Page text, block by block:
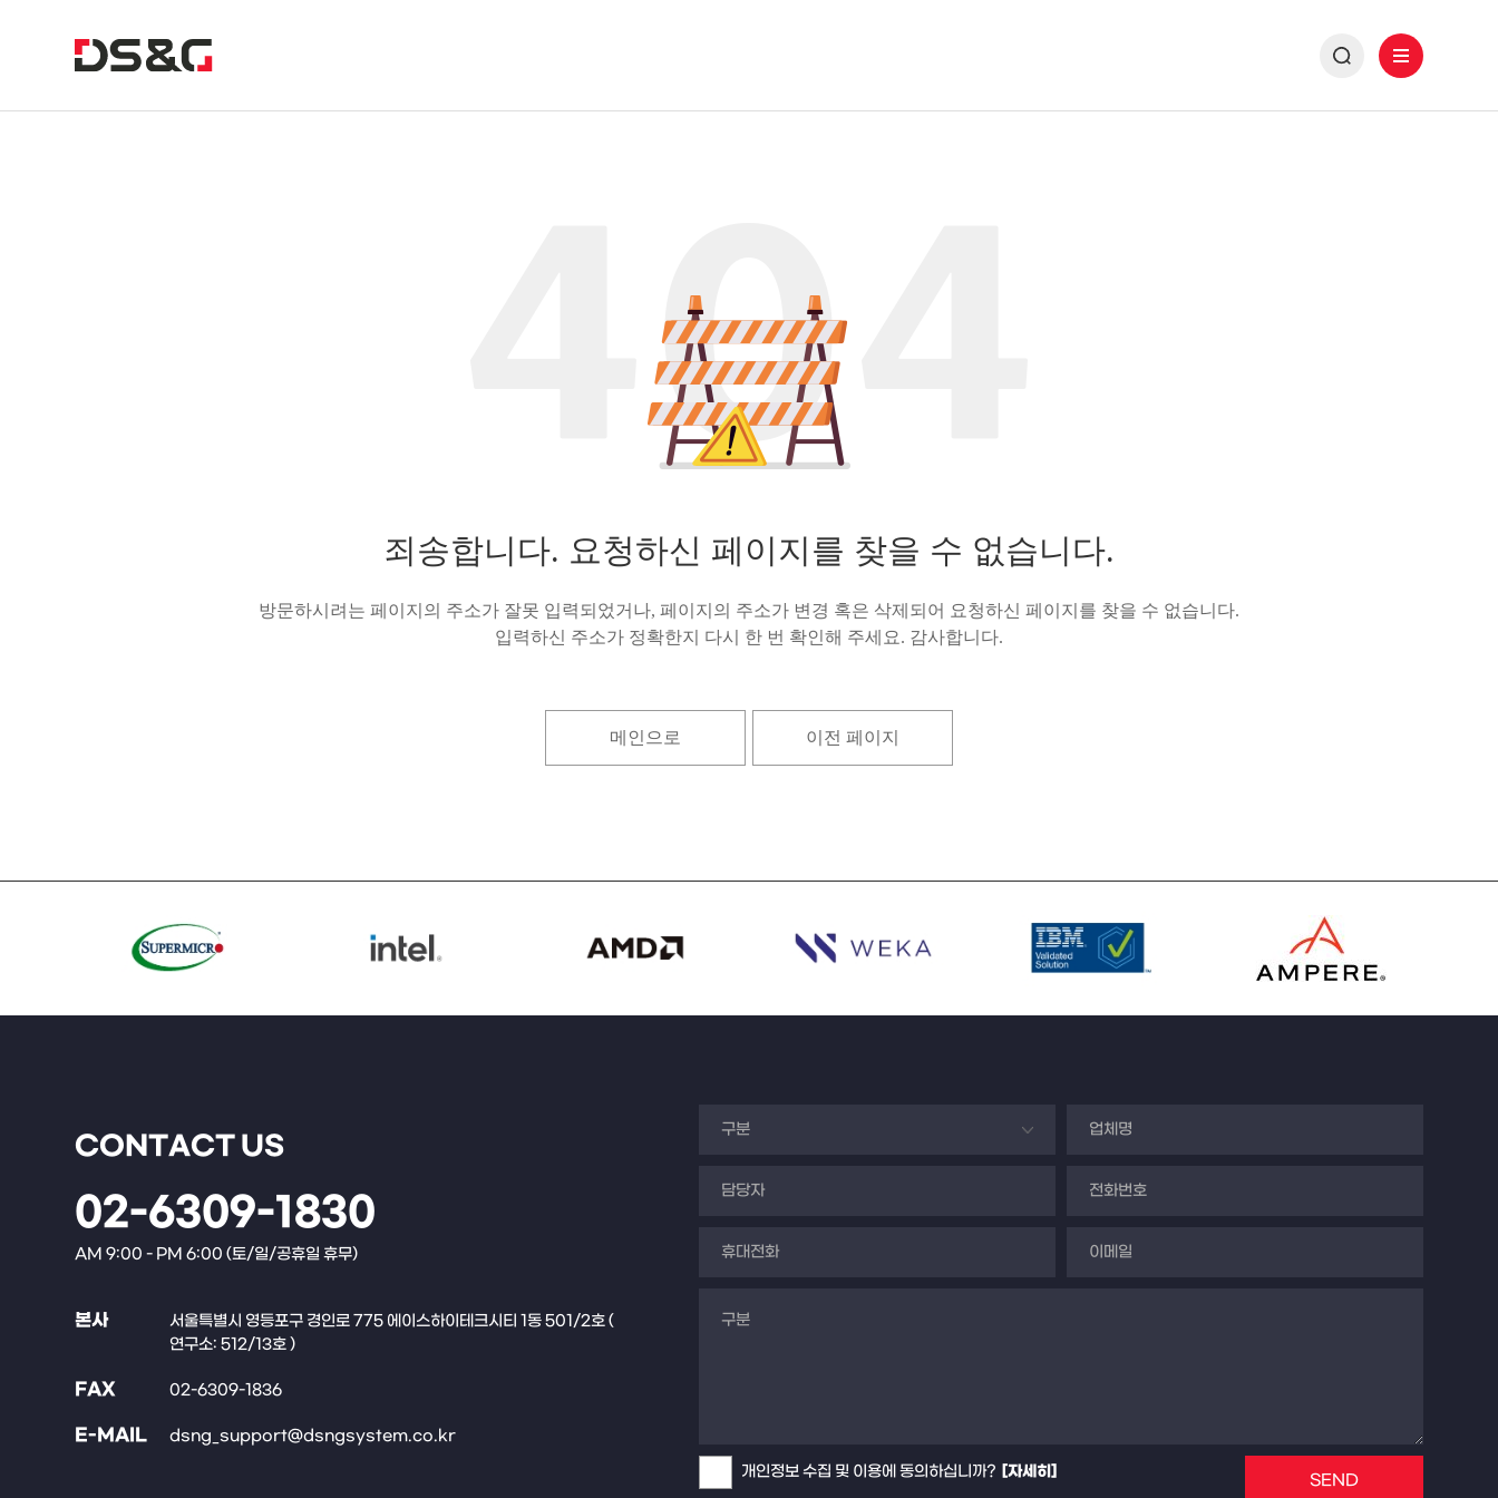
죄송합니다. 요청하신 페이지를 찾을 수 없습니다.
방문하시려는 페이지의 주소가 잘못 입력되었거나, 페이지의 주소가 변경 혹은 삭제되어 요청하신 페이지를 찾을 수 없습니다.
입력하신 주소가 정확한지 다시 한 번 확인해 주세요. 감사합니다.
메인으로 이전 페이지
CONTACT US
02-6309-1830
AM 9:00 - PM 6:00 (토/일/공휴일 휴무)
본사
서울특별시 영등포구 경인로 775 에이스하이테크시티 1동 501/2호 (
연구소: 512/13호 )
FAX 02-6309-1836
E-MAIL
dsng_support@dsngsystem.co.kr
개인정보 수집 및 이용에 동의하십니까? [자세히] SEND